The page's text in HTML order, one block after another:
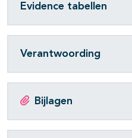
Evidence tabellen
Verantwoording
Bijlagen